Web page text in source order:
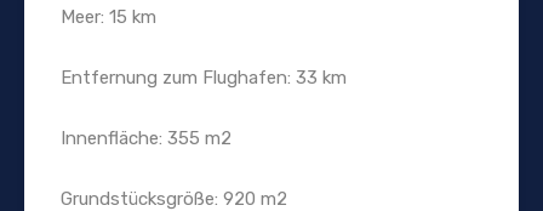
Meer: 15 km
Entfernung zum Flughafen: 33 km
Innenfläche: 355 m2
Grundstücksgröße: 920 m2